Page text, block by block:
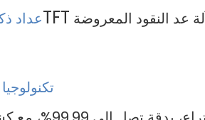
عدادTFT عد النقود المعروضة